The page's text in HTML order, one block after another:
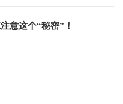
意这个“秘密”！